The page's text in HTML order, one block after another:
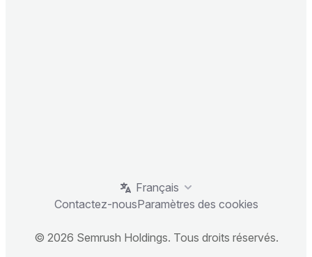
Français
Contactez-nousParamètres des cookies
© 2026 Semrush Holdings. Tous droits réservés.